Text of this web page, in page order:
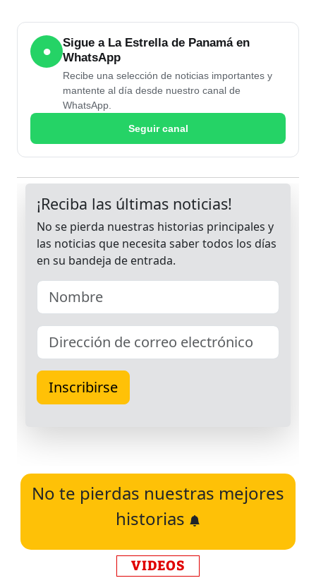
●
Sigue a La Estrella de Panamá en
WhatsApp
Recibe una selección de noticias importantes y
mantente al día desde nuestro canal de
WhatsApp.
Seguir canal
No te pierdas nuestras mejores
historias
VIDEOS